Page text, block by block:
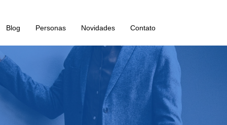
Blog Personas Novidades Contato